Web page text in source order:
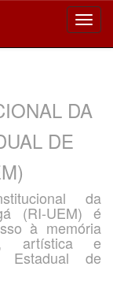
DA
DE
da
(RI-UEM) é
à memória
artística e
Estadual de